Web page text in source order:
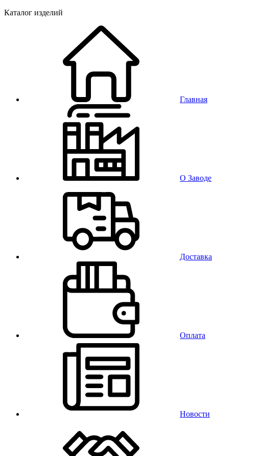
Каталог изделий
Главная
О Заводе
Доставка
Оплата
Новости